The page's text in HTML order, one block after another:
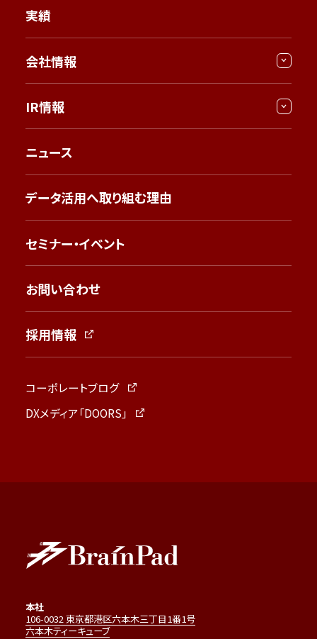
実績
会社情報
IR情報
ニュース
データ活用へ取り組む理由
セミナー・イベント
お問い合わせ
採用情報
コーポレートブログ
DXメディア「DOORS」
本社
106-0032 東京都港区六本木三丁目1番1号
六本木ティーキューブ